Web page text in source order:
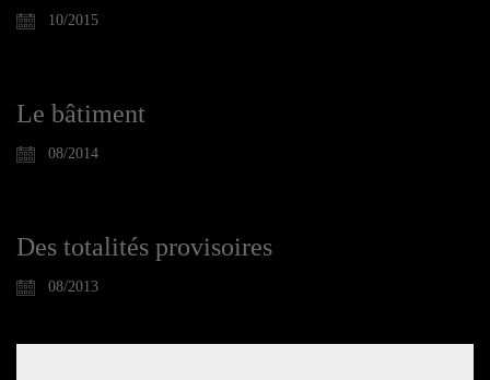
10/2015
Le bâtiment
08/2014
Des totalités provisoires
08/2013